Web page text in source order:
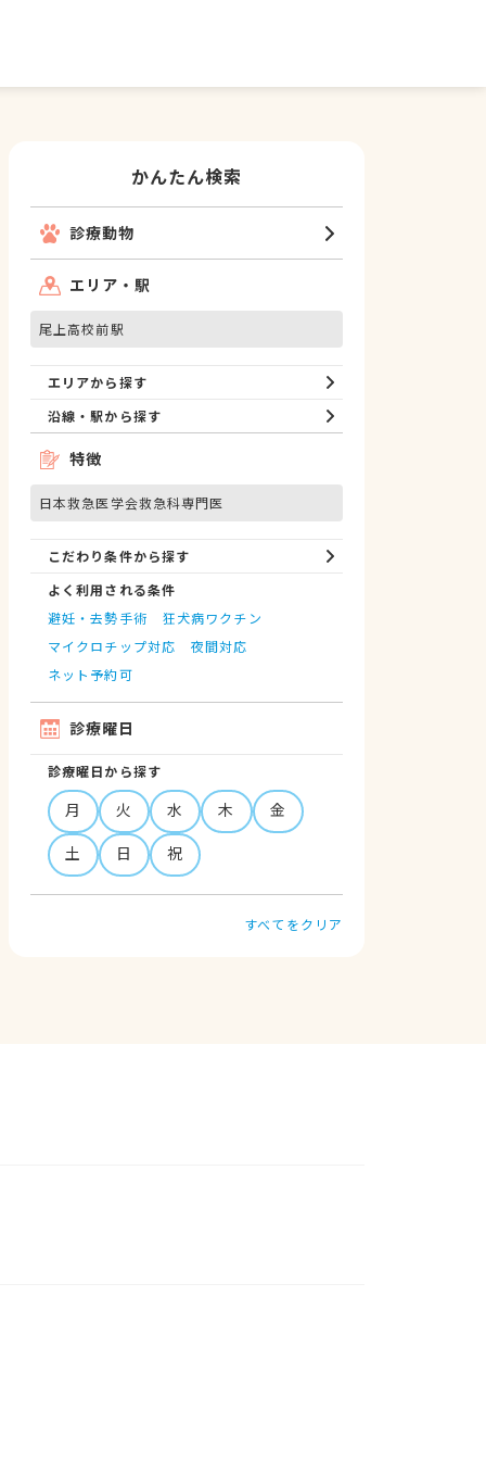
かんたん検索
診療動物
エリア・駅
尾上高校前駅
エリアから探す
沿線・駅から探す
特徴
日本救急医学会救急科専門医
こだわり条件から探す
よく利用される条件
避妊・去勢手術
狂犬病ワクチン
マイクロチップ対応
夜間対応
ネット予約可
診療曜日
診療曜日から探す
月 火 水 木
金
土
日 祝
すべてをクリア